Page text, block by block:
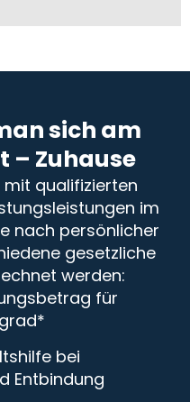
sich am
– Zuhause
qualifizierten
im
nach persönlicher
gesetzliche
werden:
für
bei
Entbindung